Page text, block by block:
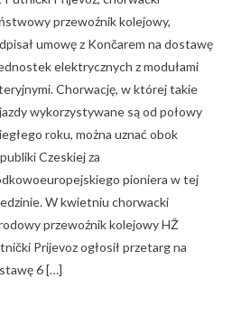
przewoźnik kolejowy,
umowę z Končarem na dostawę
elektrycznych z modułami
Chorwację, w której takie
wykorzystywane są od połowy
roku, można uznać obok
Czeskiej za
pioniera w tej
W kwietniu chorwacki
przewoźnik kolejowy HŽ
Prijevoz ogłosił przetarg na
6 […]